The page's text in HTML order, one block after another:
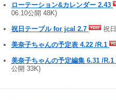
ローテーション&カレンダー 2.43
06.10公開 48K)
祝日テーブル for jcal 2.7 祝
美奈子ちゃんの予定表 4.22 /R.1
美奈子ちゃんの予定編集 6.31 /R.1
公開 33K)